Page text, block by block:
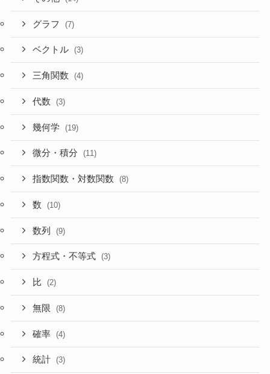
グラフ (7)
ベクトル (3)
三角関数 (4)
代数 (3)
幾何学 (19)
微分・積分 (11)
指数関数・対数関数 (8)
数 (10)
数列 (9)
方程式・不等式 (3)
比 (2)
無限 (8)
確率 (4)
統計 (3)